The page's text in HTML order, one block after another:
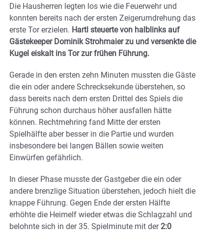
Die Hausherren legten los wie die Feuerwehr und
konnten bereits nach der ersten Zeigerumdrehung das
erste Tor erzielen. Hartl steuerte von halblinks auf
Gästekeeper Dominik Strohmaier zu und versenkte die
Kugel eiskalt ins Tor zur frühen Führung.
Gerade in den ersten zehn Minuten mussten die Gäste
die ein oder andere Schrecksekunde überstehen, so
dass bereits nach dem ersten Drittel des Spiels die
Führung schon durchaus höher ausfallen hätte
können. Rechtmehring fand Mitte der ersten
Spielhälfte aber besser in die Partie und wurden
insbesondere bei langen Bällen sowie weiten
Einwürfen gefährlich.
In dieser Phase musste der Gastgeber die ein oder
andere brenzlige Situation überstehen, jedoch hielt die
knappe Führung. Gegen Ende der ersten Hälfte
erhöhte die Heimelf wieder etwas die Schlagzahl und
belohnte sich in der 35. Spielminute mit der2:0